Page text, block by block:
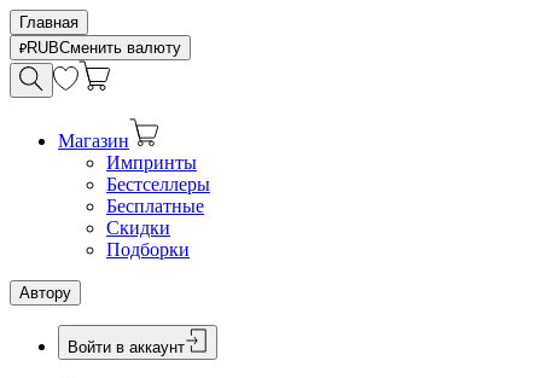
Главная
RUBСменить валюту
Магазин
Импринты
Бестселлеры
Бесплатные
Скидки
Подборки
Автору
Войти в аккаунт